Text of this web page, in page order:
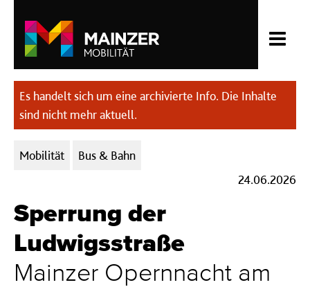
Es handelt sich um eine archivierte Info. Die Inhalte
sind nicht mehr aktuell.
Kategorien:
Mobilität
Bus & Bahn
24.06.2026
Sperrung der
Ludwigsstraße
Mainzer Opernnacht am